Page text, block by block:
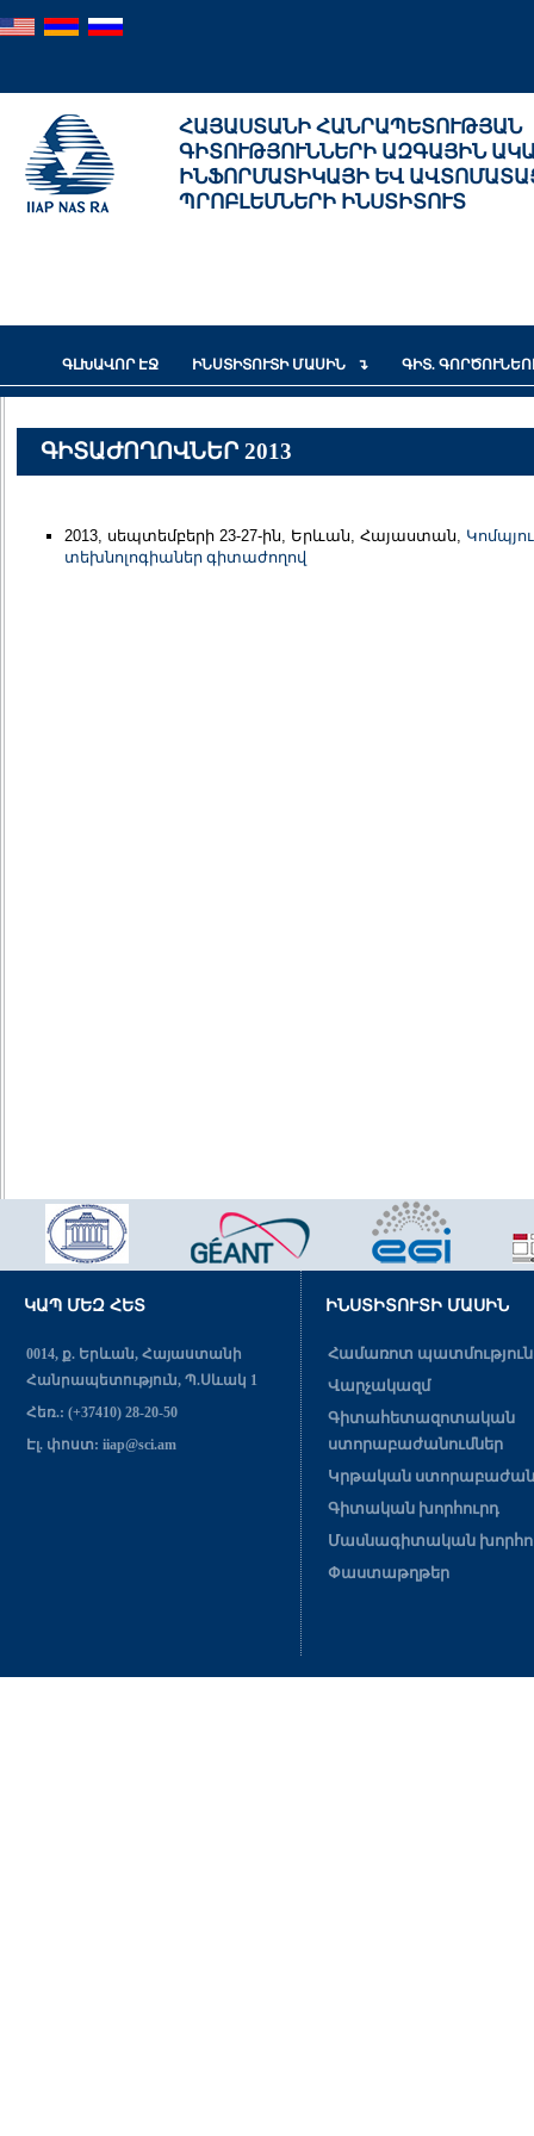
ՀԱՅԱՍՏԱՆԻ ՀԱՆՐԱՊԵՏՈՒԹՅԱՆ
ԳԻՏՈՒԹՅՈՒՆՆԵՐԻ ԱԶԳԱՅԻՆ
ԻՆՖՈՐՄԱՏԻԿԱՅԻ ԵՎ
ՊՐՈԲԼԵՄՆԵՐԻ ԻՆՍՏԻՏՈՒՏ
ԳԼԽԱՎՈՐ ԷՋ ԻՆՍՏԻՏՈՒՏԻ ՄԱՍԻՆ ԳԻՏ.
ԳԻՏԱԺՈՂՈՎՆԵՐ 2013
2013, սեպտեմբերի 23-27-ին, Երևան, Հայաստան,
տեխնոլոգիաներ գիտաժողով
ԿԱՊ ՄԵԶ ՀԵՏ
0014, ք. Երևան, Հայաստանի
Հանրապետություն, Պ.Սևակ 1
Հեռ.: (+37410) 28-20-50
Էլ. փոստ: iiap@sci.am
ԻՆՍՏԻՏՈՒՏԻ ՄԱՍԻՆ
Համառոտ պատմություն
Վարչակազմ
Գիտահետազոտական
ստորաբաժանումներ
Կրթական
Գիտական խորհուրդ
Մասնագիտական
Փաստաթղթեր